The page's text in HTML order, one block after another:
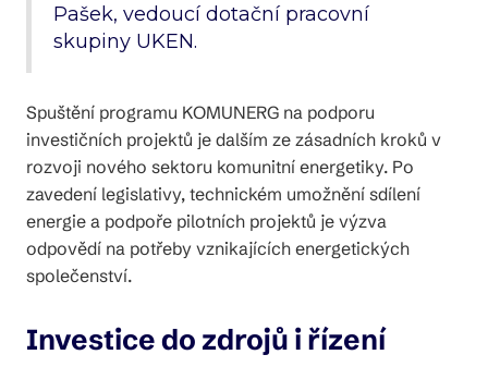
Pašek, vedoucí dotační pracovní
skupiny UKEN.
Spuštění programu KOMUNERG na podporu
investičních projektů je dalším ze zásadních kroků v
rozvoji nového sektoru komunitní energetiky. Po
zavedení legislativy, technickém umožnění sdílení
energie a podpoře pilotních projektů je výzva
odpovědí na potřeby vznikajících energetických
společenství.
Investice do zdrojů i řízení